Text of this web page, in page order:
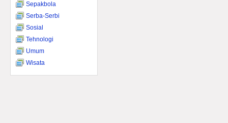
Sepakbola
Serba-Serbi
Sosial
Tehnologi
Umum
Wisata